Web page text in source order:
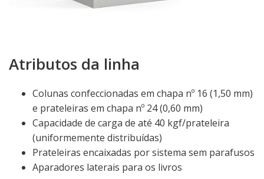
Atributos da linha
Colunas confeccionadas em chapa nº 16 (1,50 mm)
e prateleiras em chapa nº 24 (0,60 mm)
Capacidade de carga de até 40 kgf/prateleira
(uniformemente distribuídas)
Prateleiras encaixadas por sistema sem parafusos
Aparadores laterais para os livros